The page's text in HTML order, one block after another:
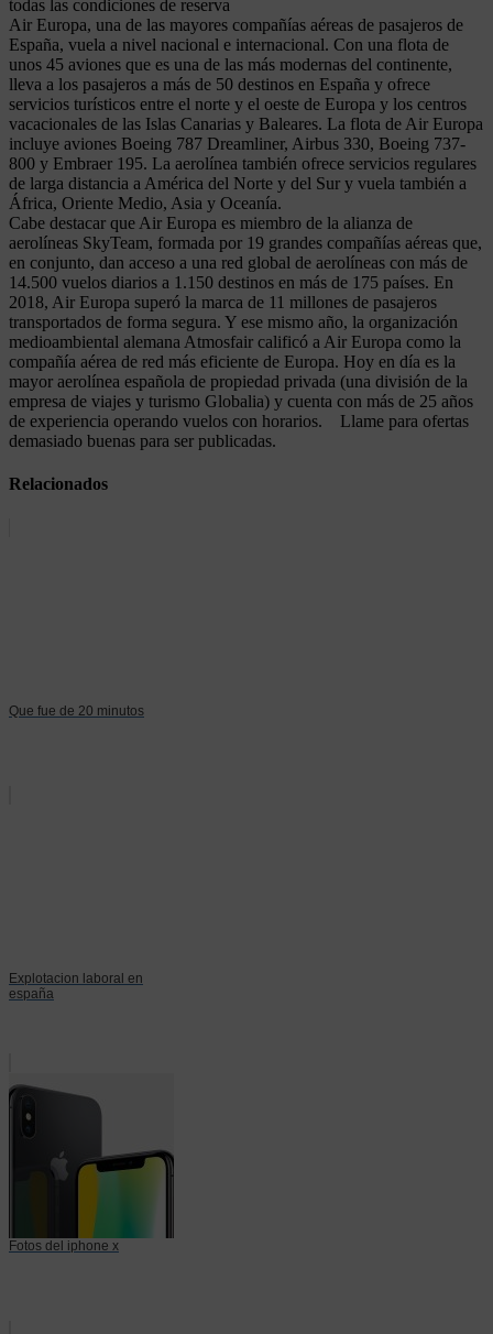
todas las condiciones de reserva
Air Europa, una de las mayores compañías aéreas de pasajeros de
España, vuela a nivel nacional e internacional. Con una flota de
unos 45 aviones que es una de las más modernas del continente,
lleva a los pasajeros a más de 50 destinos en España y ofrece
servicios turísticos entre el norte y el oeste de Europa y los centros
vacacionales de las Islas Canarias y Baleares. La flota de Air Europa
incluye aviones Boeing 787 Dreamliner, Airbus 330, Boeing 737-
800 y Embraer 195. La aerolínea también ofrece servicios regulares
de larga distancia a América del Norte y del Sur y vuela también a
África, Oriente Medio, Asia y Oceanía.
Cabe destacar que Air Europa es miembro de la alianza de
aerolíneas SkyTeam, formada por 19 grandes compañías aéreas que,
en conjunto, dan acceso a una red global de aerolíneas con más de
14.500 vuelos diarios a 1.150 destinos en más de 175 países. En
2018, Air Europa superó la marca de 11 millones de pasajeros
transportados de forma segura. Y ese mismo año, la organización
medioambiental alemana Atmosfair calificó a Air Europa como la
compañía aérea de red más eficiente de Europa. Hoy en día es la
mayor aerolínea española de propiedad privada (una división de la
empresa de viajes y turismo Globalia) y cuenta con más de 25 años
de experiencia operando vuelos con horarios. Llame para ofertas
demasiado buenas para ser publicadas.
Relacionados
Que fue de 20 minutos
Explotacion laboral en
españa
Fotos del iphone x